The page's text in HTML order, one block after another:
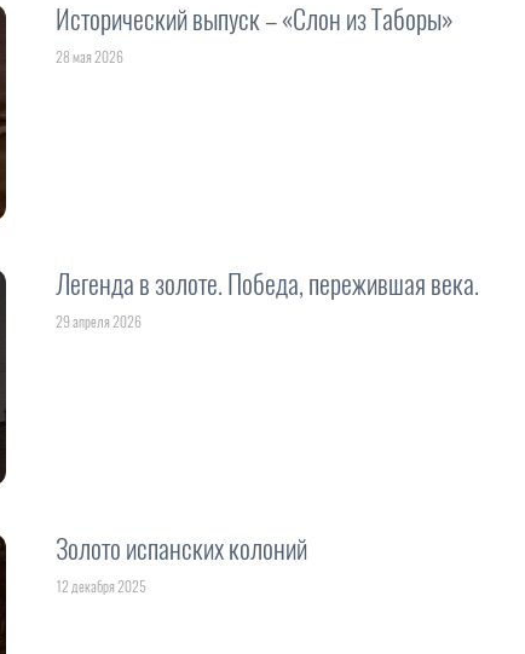
Исторический выпуск – «Слон из Таборы»
28 мая 2026
Легенда в золоте. Победа, пережившая века.
29 апреля 2026
Золото испанских колоний
12 декабря 2025